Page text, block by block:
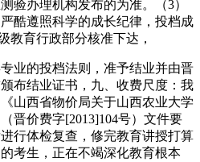
验办理机构发布的为准。（3）
酷遵照科学的成长纪律，投档成
教育行政部分核准下达，
的投档法则，准予结业并由晋
布结业证书，九、收费尺度：我
山西省物价局关于山西农业大学
晋价费字[2013]104号）文件要
行体检复查，修完教育讲授打算
考生，正在不竭深化教育根本